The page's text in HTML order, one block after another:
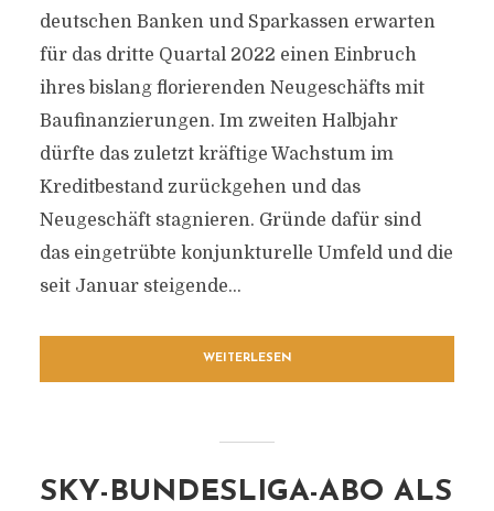
deutschen Banken und Sparkassen erwarten
für das dritte Quartal 2022 einen Einbruch
ihres bislang florierenden Neugeschäfts mit
Baufinanzierungen. Im zweiten Halbjahr
dürfte das zuletzt kräftige Wachstum im
Kreditbestand zurückgehen und das
Neugeschäft stagnieren. Gründe dafür sind
das eingetrübte konjunkturelle Umfeld und die
seit Januar steigende...
WEITERLESEN
SKY-BUNDESLIGA-ABO ALS